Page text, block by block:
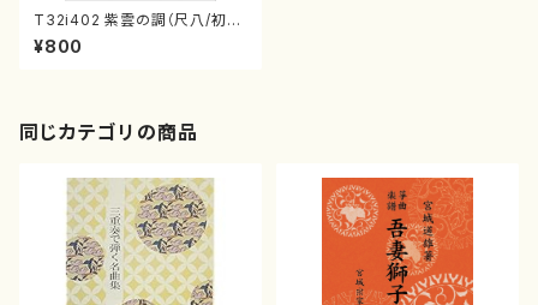
T32i402 紫雲の調（尺八/初世
宮下秀冽/楽譜）都山流公刊楽譜
曲番:2107
¥800
同じカテゴリの商品